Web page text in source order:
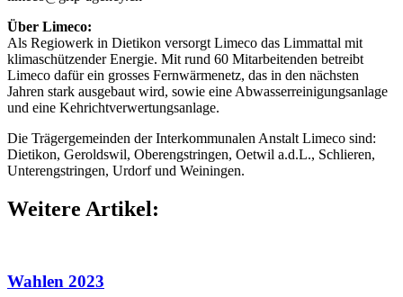
Über Limeco:
Als Regiowerk in Dietikon versorgt Limeco das Limmattal mit
klimaschützender Energie. Mit rund 60 Mitarbeitenden betreibt
Limeco dafür ein grosses Fernwärmenetz, das in den nächsten
Jahren stark ausgebaut wird, sowie eine Abwasserreinigungsanlage
und eine Kehrichtverwertungsanlage.
Die Trägergemeinden der Interkommunalen Anstalt Limeco sind:
Dietikon, Geroldswil, Oberengstringen, Oetwil a.d.L., Schlieren,
Unterengstringen, Urdorf und Weiningen.
Weitere Artikel:
Wahlen 2023